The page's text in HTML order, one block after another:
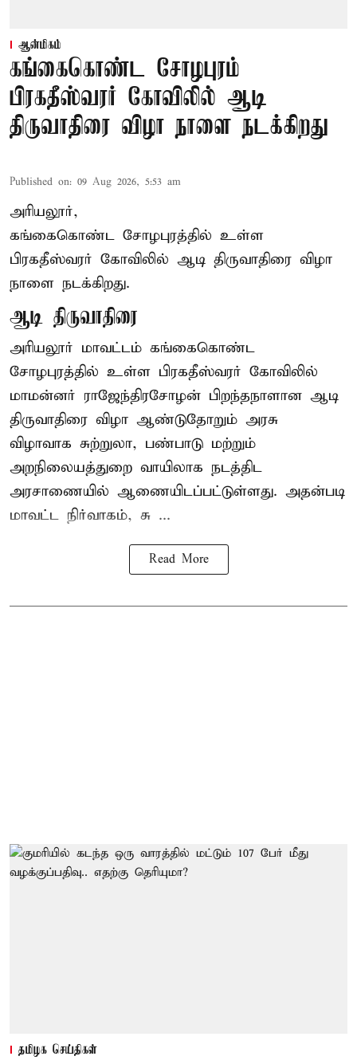
ஆன்மிகம்
கங்கைகொண்ட சோழபுரம்
பிரகதீஸ்வரர் கோவிலில் ஆடி
திருவாதிரை விழா நாளை நடக்கிறது
Published on: 09 Aug 2026, 5:53 am
அரியலூர்,
கங்கைகொண்ட சோழபுரத்தில் உள்ள
பிரகதீஸ்வரர் கோவிலில் ஆடி திருவாதிரை விழா
நாளை நடக்கிறது.
ஆடி திருவாதிரை
அரியலூர் மாவட்டம் கங்கைகொண்ட
சோழபுரத்தில் உள்ள பிரகதீஸ்வரர் கோவிலில்
மாமன்னர் ராஜேந்திரசோழன் பிறந்தநாளான ஆடி
திருவாதிரை விழா ஆண்டுதோறும் அரசு
விழாவாக சுற்றுலா, பண்பாடு மற்றும்
அறநிலையத்துறை வாயிலாக நடத்திட
அரசாணையில் ஆணையிடப்பட்டுள்ளது. அதன்படி
மாவட்ட நிர்வாகம், சு ...
Read More
தமிழக செய்திகள்